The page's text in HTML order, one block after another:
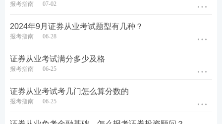
报考指南 07-02
2024年9月证券从业考试题型有几种？
报考指南 06-28
证券从业考试满分多少及格
报考指南 06-25
证券从业考试考几门怎么算分数的
报考指南 06-25